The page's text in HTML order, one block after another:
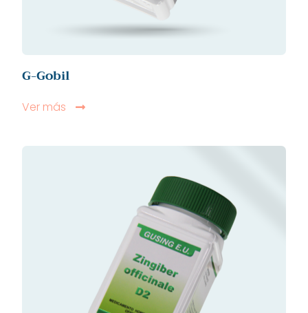
G-Gobil
Ver más